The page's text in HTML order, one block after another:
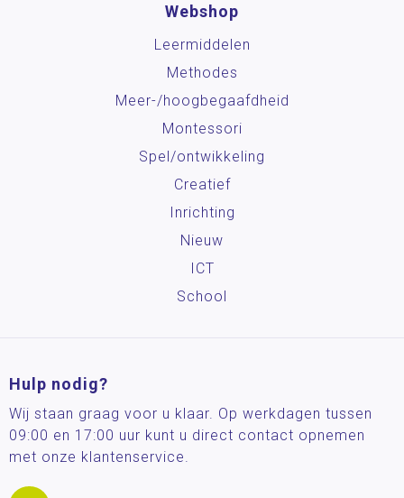
Webshop
Leermiddelen
Methodes
Meer-/hoog­begaafdheid
Montessori
Spel/ontwikkeling
Creatief
Inrichting
Nieuw
ICT
School
Hulp nodig?
Wij staan graag voor u klaar. Op werkdagen tussen
09:00 en 17:00 uur kunt u direct contact opnemen
met onze klantenservice.